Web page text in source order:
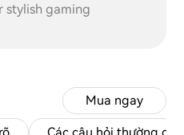
stylish gaming
Mua ngay